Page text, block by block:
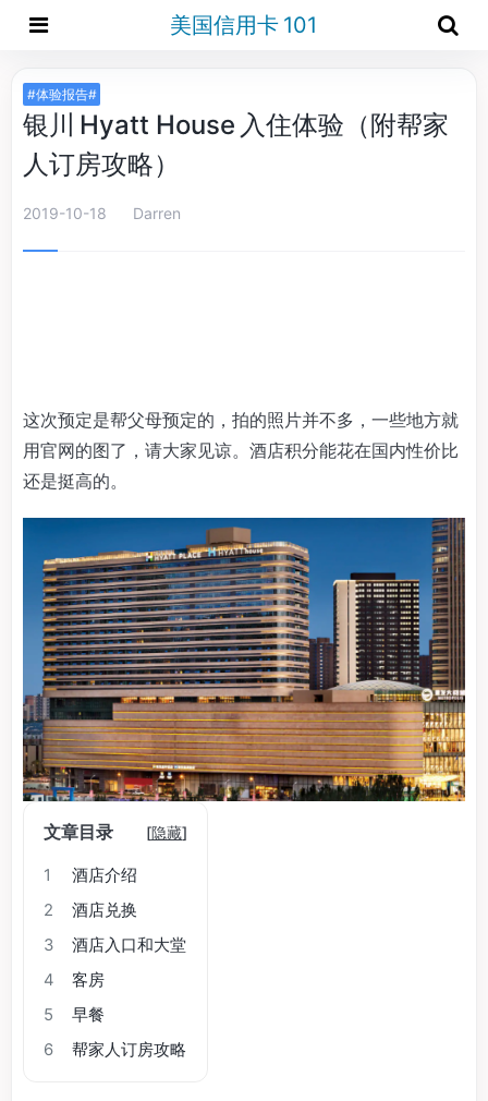
美国信用卡 101
#体验报告#
银川 Hyatt House 入住体验（附帮家
人订房攻略）
2019-10-18 Darren
这次预定是帮父母预定的，拍的照片并不多，一些地方就
用官网的图了，请大家见谅。酒店积分能花在国内性价比
还是挺高的。
文章目录 [隐藏]
1
酒店介绍
2
酒店兑换
3
酒店入口和大堂
4
客房
5
早餐
6
帮家人订房攻略